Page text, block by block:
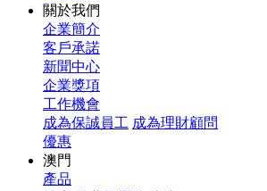
關於我們
企業簡介
客戶承諾
新聞中心
企業獎項
工作機會
成為保誠員工 成為理財顧問
優惠
澳門
產品